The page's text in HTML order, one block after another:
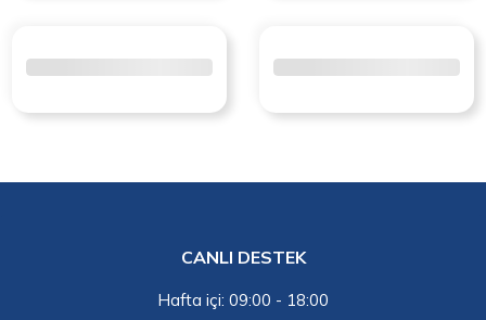
CANLI DESTEK
Hafta içi: 09:00 - 18:00